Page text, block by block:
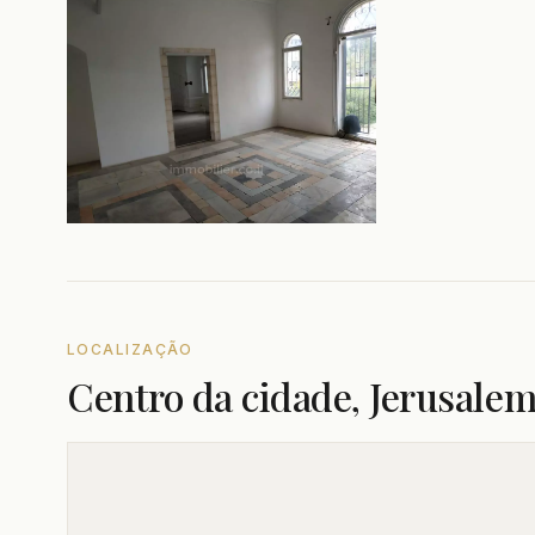
LOCALIZAÇÃO
Centro da cidade,